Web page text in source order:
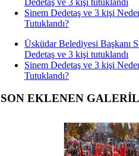
Sinem Dedetaş ve 3 kişi
Tutuklandı?
Üsküdar Belediyesi Başkanı
Dedetaş ve 3 kişi tutuklandı
Sinem Dedetaş ve 3 kişi
Tutuklandı?
SON EKLENEN